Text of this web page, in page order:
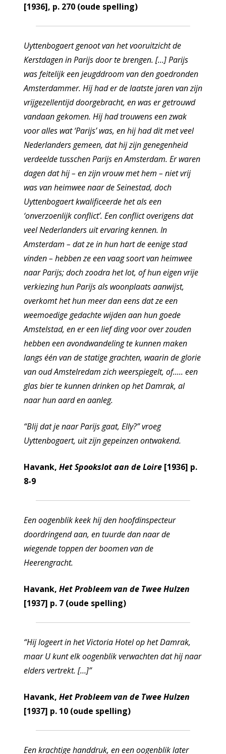
[1936], p. 270 (oude spelling)
Uyttenbogaert genoot van het vooruitzicht de
Kerstdagen in Parijs door te brengen. […] Parijs
was feitelijk een jeugddroom van den goedronden
Amsterdammer. Hij had er de laatste jaren van zijn
vrijgezellentijd doorgebracht, en was er getrouwd
vandaan gekomen. Hij had trouwens een zwak
voor alles wat ‘Parijs’ was, en hij had dit met veel
Nederlanders gemeen, dat hij zijn genegenheid
verdeelde tusschen Parijs en Amsterdam. Er waren
dagen dat hij – en zijn vrouw met hem – niet vrij
was van heimwee naar de Seinestad, doch
Uyttenbogaert kwalificeerde het als een
‘onverzoenlijk conflict’. Een conflict overigens dat
veel Nederlanders uit ervaring kennen. In
Amsterdam – dat ze in hun hart de eenige stad
vinden – hebben ze een vaag soort van heimwee
naar Parijs; doch zoodra het lot, of hun eigen vrije
verkiezing hun Parijs als woonplaats aanwijst,
overkomt het hun meer dan eens dat ze een
weemoedige gedachte wijden aan hun goede
Amstelstad, en er een lief ding voor over zouden
hebben een avondwandeling te kunnen maken
langs één van de statige grachten, waarin de glorie
van oud Amstelredam zich weerspiegelt, of..... een
glas bier te kunnen drinken op het Damrak, al
naar hun aard en aanleg.
“Blij dat je naar Parijs gaat, Elly?” vroeg
Uyttenbogaert, uit zijn gepeinzen ontwakend.
Havank, Het Spookslot aan de Loire[1936] p.
8-9
Een oogenblik keek hij den hoofdinspecteur
doordringend aan, en tuurde dan naar de
wiegende toppen der boomen van de
Heerengracht.
Havank, Het Probleem van de Twee Hulzen
[1937] p. 7 (oude spelling)
“Hij logeert in het Victoria Hotel op het Damrak,
maar U kunt elk oogenblik verwachten dat hij naar
elders vertrekt. […]”
Havank, Het Probleem van de Twee Hulzen
[1937] p. 10 (oude spelling)
Een krachtige handdruk, en een oogenblik later